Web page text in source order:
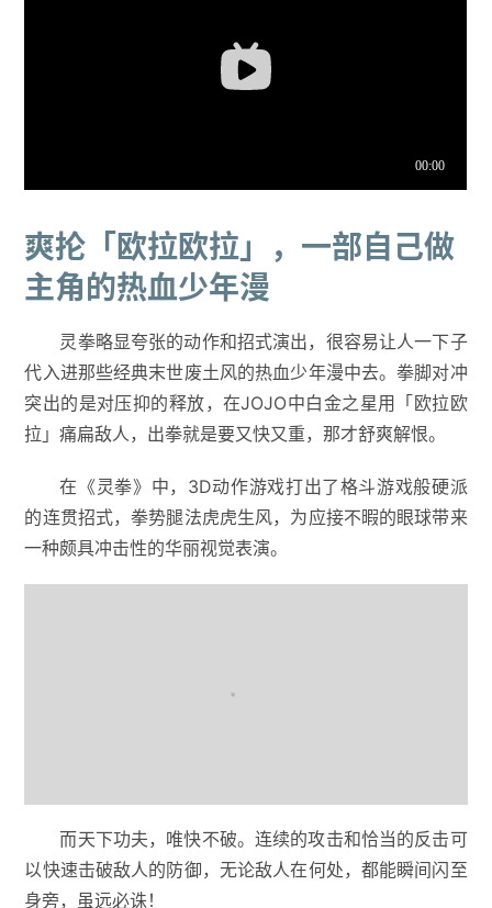
爽抡「欧拉欧拉」，一部自己做
主角的热血少年漫
灵拳略显夸张的动作和招式演出，很容易让人一下子
代入进那些经典末世废土风的热血少年漫中去。拳脚对冲
突出的是对压抑的释放，在JOJO中白金之星用「欧拉欧
拉」痛扁敌人，出拳就是要又快又重，那才舒爽解恨。
在《灵拳》中，3D动作游戏打出了格斗游戏般硬派
的连贯招式，拳势腿法虎虎生风，为应接不暇的眼球带来
一种颇具冲击性的华丽视觉表演。
而天下功夫，唯快不破。连续的攻击和恰当的反击可
以快速击破敌人的防御，无论敌人在何处，都能瞬间闪至
身旁，虽远必诛！